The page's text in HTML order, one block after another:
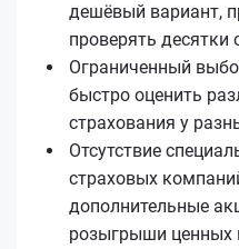
дешёвый вариант,
проверять десятки
Ограниченный
быстро оценить
страхования у
Отсутствие
страховых
дополнительные
розыгрыши ценных